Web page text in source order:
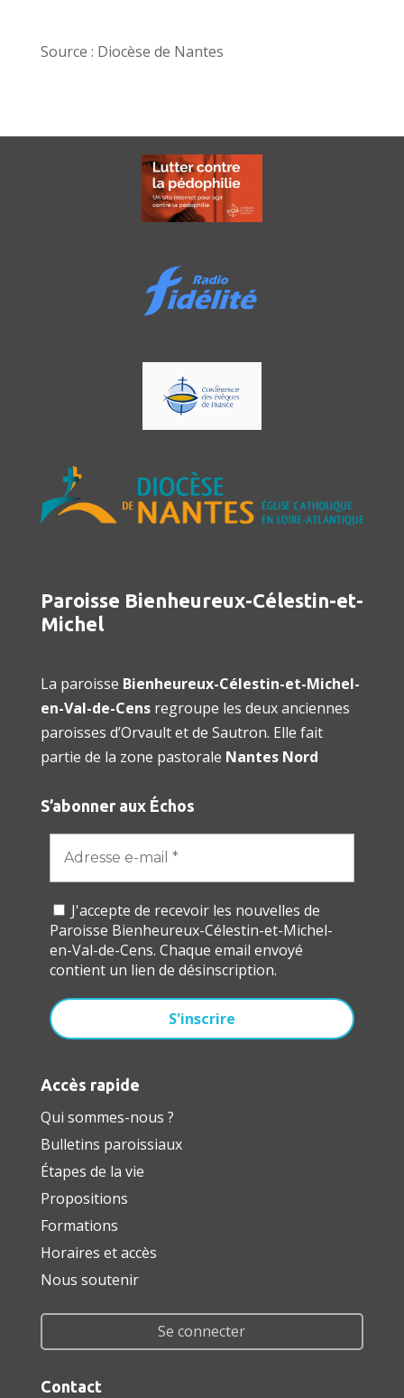
Source : Diocèse de Nantes
Paroisse Bienheureux-Célestin-et-
Michel
La paroisse Bienheureux-Célestin-et-Michel-
en-Val-de-Censregroupe les deux anciennes
paroisses d’Orvault et de Sautron. Elle fait
partie de la zone pastorale Nantes Nord
S’abonner aux Échos
J'accepte de recevoir les nouvelles de
Paroisse Bienheureux-Célestin-et-Michel-
en-Val-de-Cens. Chaque email envoyé
contient un lien de désinscription.
Accès rapide
Qui sommes-nous ?
Bulletins paroissiaux
Étapes de la vie
Propositions
Formations
Horaires et accès
Nous soutenir
Se connecter
Contact